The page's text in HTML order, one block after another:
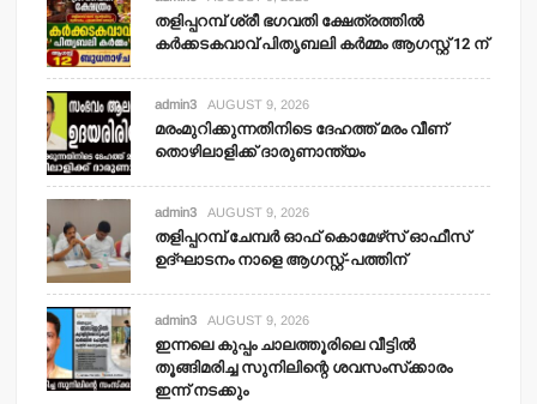
തളിപ്പറമ്പ് ശ്രീ ഭഗവതി ക്ഷേത്രത്തില്‍
കര്‍ക്കടകവാവ് പിതൃബലി കര്‍മ്മം ആഗസ്റ്റ് 12 ന്
admin3 AUGUST 9, 2026
മരംമുറിക്കുന്നതിനിടെ ദേഹത്ത് മരം വീണ്
തൊഴിലാളിക്ക് ദാരുണാന്ത്യം
admin3 AUGUST 9, 2026
തളിപ്പറമ്പ് ചേമ്പര്‍ ഓഫ് കൊമേഴ്‌സ് ഓഫീസ്
ഉദ്ഘാടനം നാളെ ആഗസ്റ്റ്-പത്തിന്
admin3 AUGUST 9, 2026
ഇന്നലെ കുപ്പം ചാലത്തൂരിലെ വീട്ടില്‍
തൂങ്ങിമരിച്ച സുനിലിന്റെ ശവസംസ്‌ക്കാരം
ഇന്ന് നടക്കും